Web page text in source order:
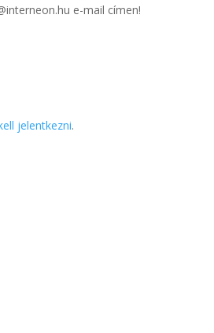
e-mail címen!
jelentkezni.